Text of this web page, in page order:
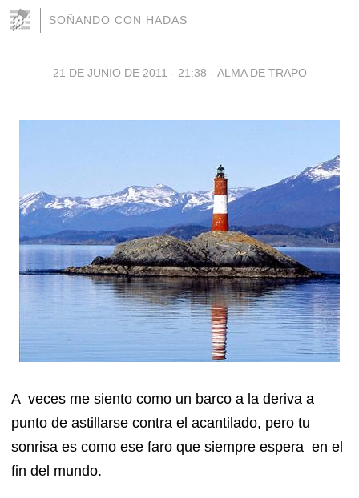
SOÑANDO CON HADAS
21 DE JUNIO DE 2011 - 21:38 - ALMA DE TRAPO
A veces me siento como un barco a la deriva a
punto de astillarse contra el acantilado, pero tu
sonrisa es como ese faro que siempre espera en el
fin del mundo.